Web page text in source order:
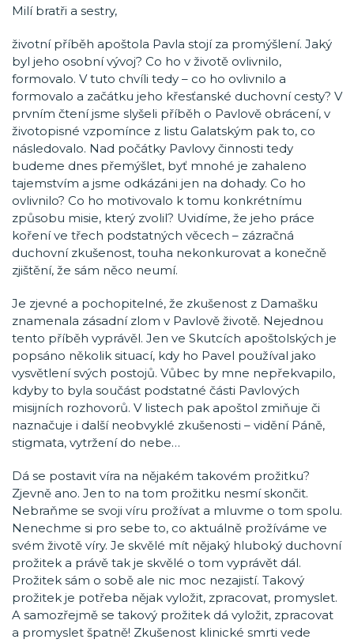
Milí bratři a sestry,
životní příběh apoštola Pavla stojí za promýšlení. Jaký
byl jeho osobní vývoj? Co ho v životě ovlivnilo,
formovalo. V tuto chvíli tedy – co ho ovlivnilo a
formovalo a začátku jeho křesťanské duchovní cesty? V
prvním čtení jsme slyšeli příběh o Pavlově obrácení, v
životopisné vzpomínce z listu Galatským pak to, co
následovalo. Nad počátky Pavlovy činnosti tedy
budeme dnes přemýšlet, byť mnohé je zahaleno
tajemstvím a jsme odkázáni jen na dohady. Co ho
ovlivnilo? Co ho motivovalo k tomu konkrétnímu
způsobu misie, který zvolil? Uvidíme, že jeho práce
koření ve třech podstatných věcech – zázračná
duchovní zkušenost, touha nekonkurovat a konečně
zjištění, že sám něco neumí.
Je zjevné a pochopitelné, že zkušenost z Damašku
znamenala zásadní zlom v Pavlově životě. Nejednou
tento příběh vyprávěl. Jen ve Skutcích apoštolských je
popsáno několik situací, kdy ho Pavel používal jako
vysvětlení svých postojů. Vůbec by mne nepřekvapilo,
kdyby to byla součást podstatné části Pavlových
misijních rozhovorů. V listech pak apoštol zmiňuje či
naznačuje i další neobvyklé zkušenosti – vidění Páně,
stigmata, vytržení do nebe…
Dá se postavit víra na nějakém takovém prožitku?
Zjevně ano. Jen to na tom prožitku nesmí skončit.
Nebraňme se svoji víru prožívat a mluvme o tom spolu.
Nenechme si pro sebe to, co aktuálně prožíváme ve
svém životě víry. Je skvělé mít nějaký hluboký duchovní
prožitek a právě tak je skvělé o tom vyprávět dál.
Prožitek sám o sobě ale nic moc nezajistí. Takový
prožitek je potřeba nějak vyložit, zpracovat, promyslet.
A samozřejmě se takový prožitek dá vyložit, zpracovat
a promyslet špatně! Zkušenost klinické smrti vede